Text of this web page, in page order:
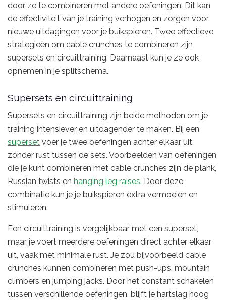
door ze te combineren met andere oefeningen. Dit kan
de effectiviteit van je training verhogen en zorgen voor
nieuwe uitdagingen voor je buikspieren. Twee effectieve
strategieën om cable crunches te combineren zijn
supersets en circuittraining. Daarnaast kun je ze ook
opnemen in je splitschema.
Supersets en circuittraining
Supersets en circuittraining zijn beide methoden om je
training intensiever en uitdagender te maken. Bij een
superset voer je twee oefeningen achter elkaar uit,
zonder rust tussen de sets. Voorbeelden van oefeningen
die je kunt combineren met cable crunches zijn de plank,
Russian twists en hanging leg raises. Door deze
combinatie kun je je buikspieren extra vermoeien en
stimuleren.
Een circuittraining is vergelijkbaar met een superset,
maar je voert meerdere oefeningen direct achter elkaar
uit, vaak met minimale rust. Je zou bijvoorbeeld cable
crunches kunnen combineren met push-ups, mountain
climbers en jumping jacks. Door het constant schakelen
tussen verschillende oefeningen, blijft je hartslag hoog